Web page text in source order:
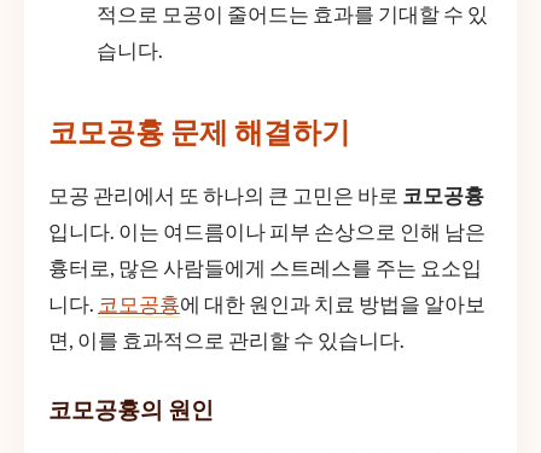
적으로 모공이 줄어드는 효과를 기대할 수 있
습니다.
코모공흉 문제 해결하기
모공 관리에서 또 하나의 큰 고민은 바로 코모공흉
입니다. 이는 여드름이나 피부 손상으로 인해 남은
흉터로, 많은 사람들에게 스트레스를 주는 요소입
니다. 코모공흉에 대한 원인과 치료 방법을 알아보
면, 이를 효과적으로 관리할 수 있습니다.
코모공흉의 원인